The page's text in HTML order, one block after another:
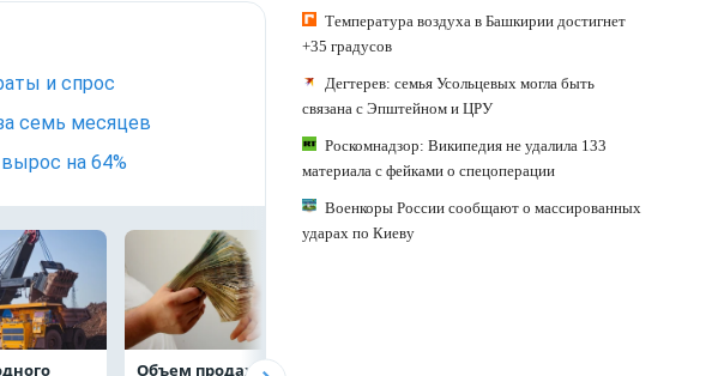
и спрос
семь месяцев
на 64%
Объем продаж
Температура воздуха в Башкирии достигнет
+35 градусов
Дегтерев: семья Усольцевых могла быть
связана с Эпштейном и ЦРУ
Роскомнадзор: Википедия не удалила 133
материала с фейками о спецоперации
Военкоры России сообщают о массированных
ударах по Киеву